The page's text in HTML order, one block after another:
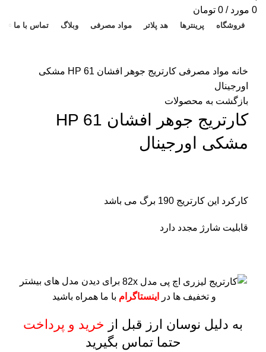
0 مورد /
0 تومان
فروشگاه پرینترها هد پلاتر مواد مصرفی وبلاگ تماس با ما
خانه مواد مصرفی
کارتریج جوهر افشان HP 61 مشکی
اورجینال
بازگشت به محصولات
کارتریج جوهر افشان HP 61
مشکی اورجینال
کارکرد این کارتریج 190 برگ می باشد
قابلیت شارژ مجدد دارد
برای دیدن مدل های بیشتر
و تخفیف ها در
اینستاگرام با ما همراه باشید
به دلیل نوسان ارز قبل از خرید و پرداخت
حتما تماس بگیرید